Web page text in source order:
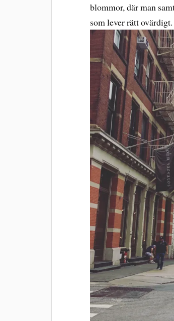
blommor, där man
som lever rätt ovärdigt.